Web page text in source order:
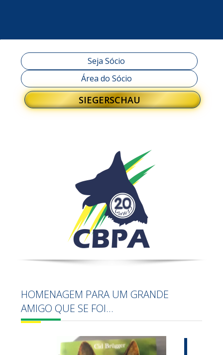
Seja Sócio
Área do Sócio
SIEGERSCHAU
HOMENAGEM PARA UM GRANDE
AMIGO QUE SE FOI...